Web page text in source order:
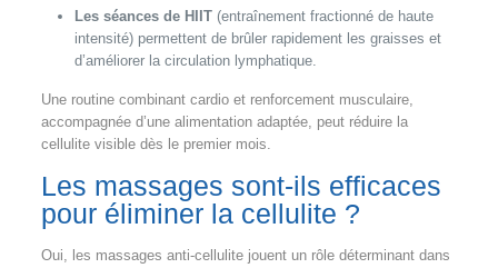
Les séances de HIIT(entraînement fractionné de haute
intensité) permettent de brûler rapidement les graisses et
d’améliorer la circulation lymphatique.
Une routine combinant cardio et renforcement musculaire,
accompagnée d’une alimentation adaptée, peut réduire la
cellulite visible dès le premier mois.
Les massages sont-ils efficaces
pour éliminer la cellulite ?
Oui, les massages anti-cellulite jouent un rôle déterminant dans